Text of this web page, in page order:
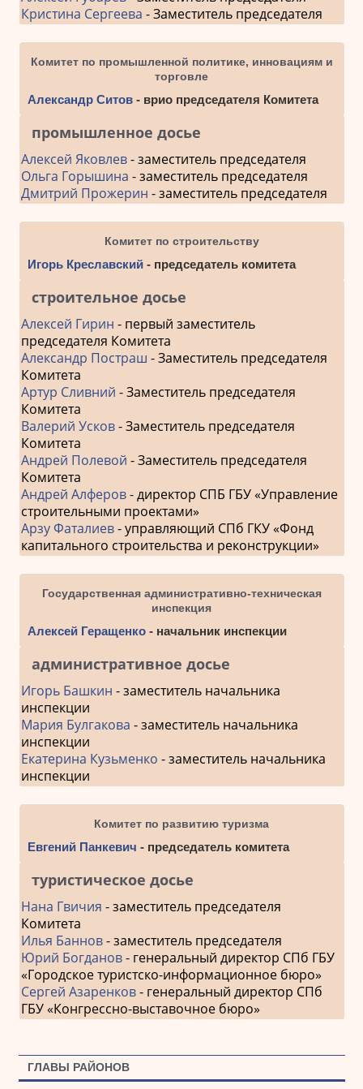
Кристина Сергеева - Заместитель председателя
Комитет по промышленной политике, инновациям и
торговле
Александр Ситов- врио председателя Комитета
промышленное досье
Алексей Яковлев- заместитель председателя
Ольга Горышина - заместитель председателя
Дмитрий Прожерин - заместитель председателя
Комитет по строительству
Игорь Креславский - председатель комитета
строительное досье
Алексей Гирин - первый заместитель
председателя Комитета
Александр Постраш - Заместитель председателя
Комитета
Артур Сливний - Заместитель председателя
Комитета
Валерий Усков- Заместитель председателя
Комитета
Андрей Полевой - Заместитель председателя
Комитета
Андрей Алферов- директор СПБ ГБУ «Управление
строительными проектами»
Арзу Фаталиев- управляющий СПб ГКУ «Фонд
капитального строительства и реконструкции»
Государственная административно-техническая
инспекция
Алексей Геращенко- начальник инспекции
административное досье
Игорь Башкин - заместитель начальника
инспекции
Мария Булгакова - заместитель начальника
инспекции
Екатерина Кузьменко - заместитель начальника
инспекции
Комитет по развитию туризма
Евгений Панкевич - председатель комитета
туристическое досье
Нана Гвичия - заместитель председателя
Комитета
Илья Баннов- заместитель председателя
Юрий Богданов- генеральный директор СПб ГБУ
«Городское туристско-информационное бюро»
Сергей Азаренков- генеральный директор СПб
ГБУ «Конгрессно-выставочное бюро»
ГЛАВЫ РАЙОНОВ